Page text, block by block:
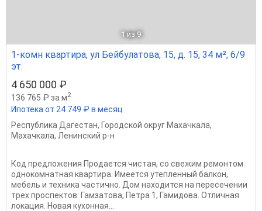
1 из 9
1-комн квартира, ул Бейбулатова, 15, д. 15, 34 м², 6/9
эт.
4 650 000 ₽
136 765 ₽ за м2
Ипотека от 24 749 ₽ в месяц
Республика Дагестан, Городской округ Махачкала,
Махачкала, Ленинский р-н
Код предложения Продается чистая, со свежим ремонтом
однокомнатная квартира. Имеется утепленный балкон,
мебель и техника частично. Дом находится на пересечении
трех проспектов: Гамзатова, Петра 1, Гамидова. Отличная
локация. Новая кухонная...